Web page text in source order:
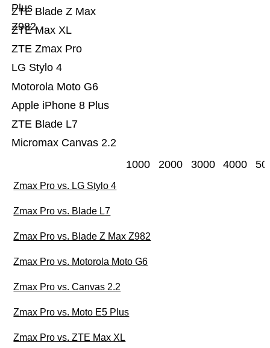
Micromax Canvas 2.2
ZTE Blade L7
Apple iPhone 8 Plus
Motorola Moto G6
LG Stylo 4
ZTE Zmax Pro
ZTE Max XL
ZTE Blade Z Max
Z982
Plus
1000 2000 3000 4000
Zmax Pro vs. LG Stylo 4
Zmax Pro vs. Blade L7
Zmax Pro vs. Blade Z Max Z982
Zmax Pro vs. Motorola Moto G6
Zmax Pro vs. Canvas 2.2
Zmax Pro vs. Moto E5 Plus
Zmax Pro vs. ZTE Max XL